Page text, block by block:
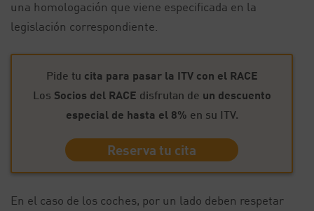
una homologación que viene especificada en la
legislación correspondiente.
Pide tu cita para pasar la ITV con el RACE
Los Socios del RACE disfrutan de un descuento
especial de hasta el 8% en su ITV.
Reserva tu cita
En el caso de los coches, por un lado deben respetar